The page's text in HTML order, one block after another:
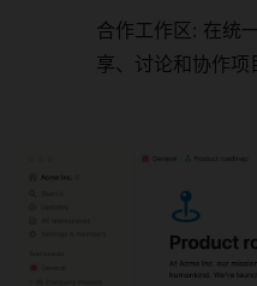
合作工作区: 在统
享、讨论和协作项